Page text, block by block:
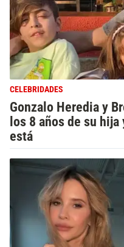
CELEBRIDADES
Gonzalo Heredia y
los 8 años de su
está